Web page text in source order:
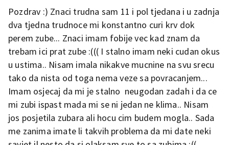
Pozdrav :) Znaci trudna sam 11 i pol tjedana i u zadnja
dva tjedna trudnoce mi konstantno curi krv dok
perem zube... Znaci imam fobije vec kad znam da
trebam ici prat zube :((( I stalno imam neki cudan okus
u ustima.. Nisam imala nikakve mucnine na svu srecu
tako da nista od toga nema veze sa povracanjem...
Imam osjecaj da mi je stalno neugodan zadah i da ce
mi zubi ispast mada mi se ni jedan ne klima.. Nisam
jos posjetila zubara ali hocu cim budem mogla.. Sada
me zanima imate li takvih problema da mi date neki